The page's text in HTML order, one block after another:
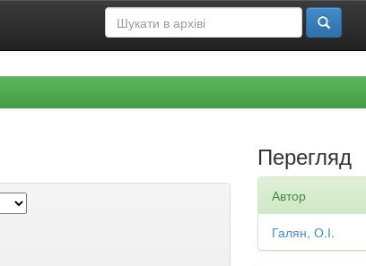
Перегляд
Автор
Галян, О.І.